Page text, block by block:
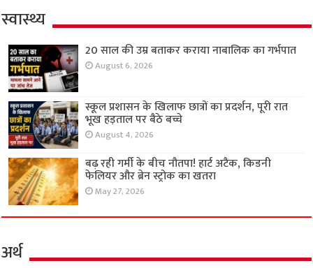
स्वास्थ्य
20 साल की उम्र बताकर कराया नाबालिक का गर्भपात
August 6, 2026
स्कूल प्रशासन के खिलाफ छात्रों का प्रदर्शन, पूरी रात
भूख हड़ताल पर बैठे बच्चे
August 4, 2026
बढ़ रही गर्मी के बीच नौतपा! हार्ट अटैक, किडनी
फेलियर और ब्रेन स्ट्रोक का खतरा
May 27, 2026
अर्थ